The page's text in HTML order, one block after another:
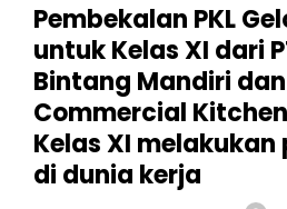
Pembekalan PKL
untuk Kelas XI dari
Bintang Mandiri
Commercial
Kelas XI melakukan
di dunia kerja